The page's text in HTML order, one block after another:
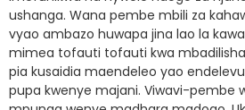
ushanga. Wana pembe mbili za
vyao ambazo huwapa jina lao la
mimea tofauti tofauti kwa
pia kusaidia maendeleo yao
pupa kwenye majani. Viwavi-pembe